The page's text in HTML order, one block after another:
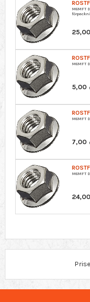
M6MFT
25,00
M6MFT
5,00
M6MFT
7,00
M6MFT
24,00